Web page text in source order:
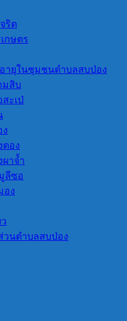
ริต
กษตร
ยุในชุมชนตำบลสบป่อง
มสิบ
ะเป่
ตอง
าจ้ำ
ลีซอ
อง
วนตําบลสบป่อง
าม
าม
าม
ม
าม
องค์กร